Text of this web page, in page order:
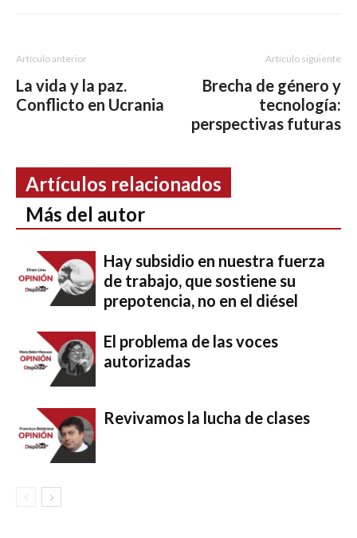
Artículo anterior
La vida y la paz.
Conflicto en Ucrania
Artículo siguiente
Brecha de género y
tecnología:
perspectivas futuras
Artículos relacionados
Más del autor
Hay subsidio en nuestra fuerza
de trabajo, que sostiene su
prepotencia, no en el diésel
El problema de las voces
autorizadas
Revivamos la lucha de clases